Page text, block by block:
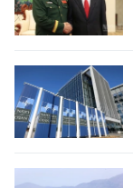
한국어